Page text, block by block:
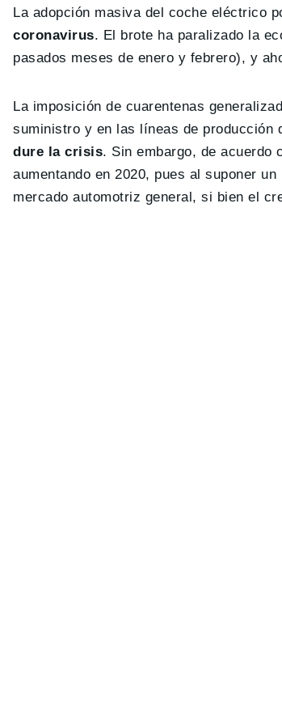
La adopción masiva del coche eléctrico
coronavirus. El brote ha paralizado la
pasados meses de enero y febrero), y
La imposición de cuarentenas
suministro y en las líneas de producción
dure la crisis. Sin embargo, de acuerdo
aumentando en 2020, pues al suponer
mercado automotriz general, si bien el